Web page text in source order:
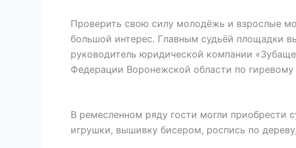
Проверить свою силу молодёжь и взрослые
большой интерес. Главным судьёй площадки
руководитель юридической компании
Федерации Воронежской области по гиревому
В ремесленном ряду гости могли приобрести
игрушки, вышивку бисером, роспись по